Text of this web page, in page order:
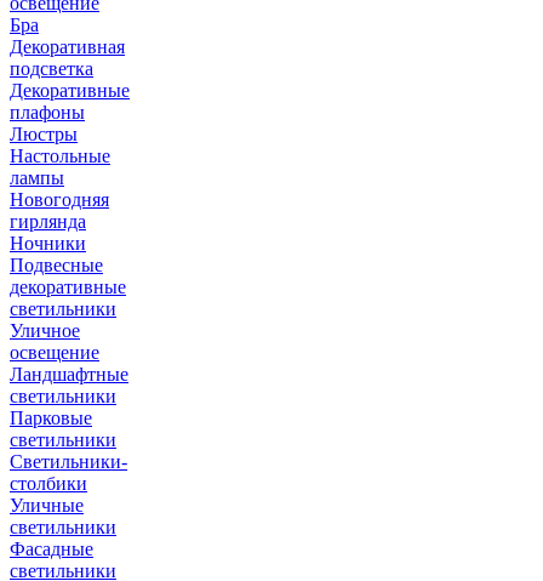
Бра
Декоративная
подсветка
Декоративные
плафоны
Люстры
Настольные
лампы
Новогодняя
гирлянда
Ночники
Подвесные
декоративные
светильники
Уличное
освещение
Ландшафтные
светильники
Парковые
светильники
Светильники-
столбики
Уличные
светильники
Фасадные
светильники